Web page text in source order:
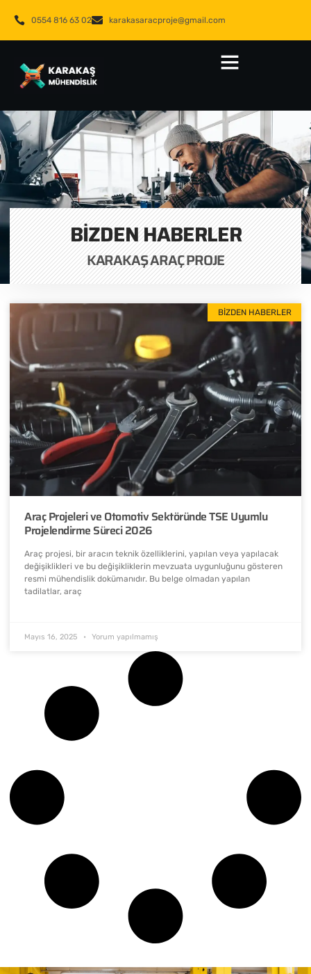
0554 816 63 02 karakasaracproje@gmail.com
BIZDEN HABERLER
KARAKAŞ ARAÇ PROJE
BIZDEN HABERLER
Araç Projeleri ve Otomotiv Sektöründe TSE Uyumlu
Projelendirme Süreci 2026
Araç projesi, bir aracın teknik özelliklerini, yapılan veya yapılacak
değişiklikleri ve bu değişikliklerin mevzuata uygunluğunu gösteren
resmi mühendislik dokümanıdır. Bu belge olmadan yapılan
tadilatlar, araç
Mayıs 16, 2025 Yorum yapılmamış